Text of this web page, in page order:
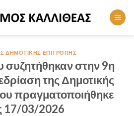
ΔΗΜΟΤΙΚΉΣ ΕΠΙΤΡΟΠΉΣ
συζητήθηκαν στην 9η
της Δημοτικής
πραγματοποιήθηκε
17/03/2026